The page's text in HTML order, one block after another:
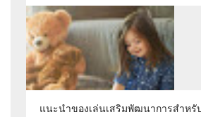
แนะนำของเล่นเสริมพัฒนาการสำหรั